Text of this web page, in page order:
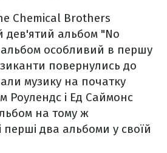
Chemical Brothers
дев'ятий альбом "No
особливий в першу
повернулись до
музику на початку
Роулендс і Ед Саймонс
на тому ж
два альбоми у своїй